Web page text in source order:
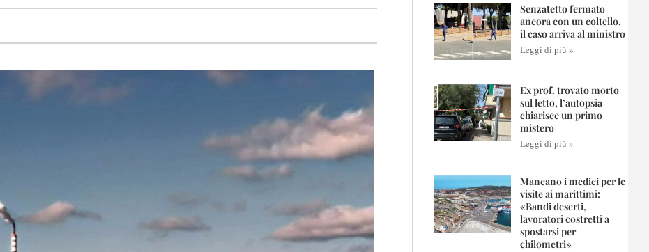
Senzatetto fermato
ancora con un coltello,
il caso arriva al ministro
Leggi di più »
Ex prof. trovato morto
sul letto, l’autopsia
chiarisce un primo
mistero
Leggi di più »
Mancano i medici per le
visite ai marittimi:
«Bandi deserti,
lavoratori costretti a
spostarsi per
chilometri»